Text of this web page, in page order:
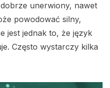
unerwiony, nawet
powodować silny,
jest jednak to, że język
Często wystarczy kilka